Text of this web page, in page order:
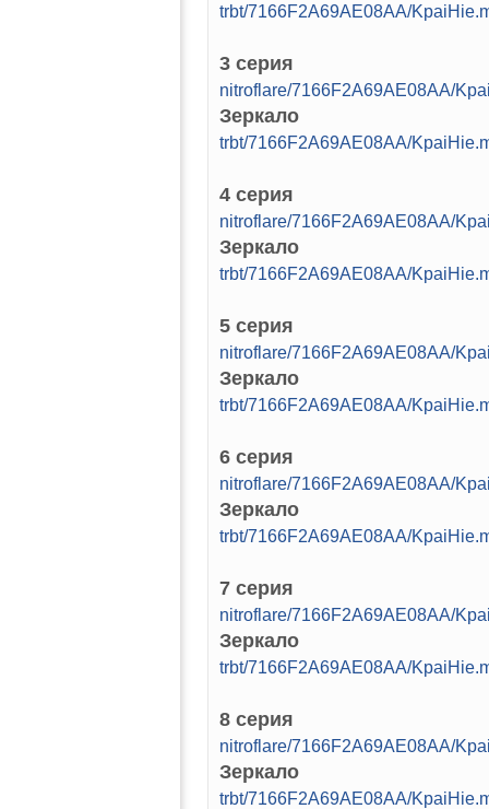
trbt/7166F2A69AE08AA/
3 серия
nitroflare/7166F2A69AE08AA/
Зеркало
trbt/7166F2A69AE08AA/
4 серия
nitroflare/7166F2A69AE08AA/
Зеркало
trbt/7166F2A69AE08AA/
5 серия
nitroflare/7166F2A69AE08AA/
Зеркало
trbt/7166F2A69AE08AA/
6 серия
nitroflare/7166F2A69AE08AA/
Зеркало
trbt/7166F2A69AE08AA/
7 серия
nitroflare/7166F2A69AE08AA/
Зеркало
trbt/7166F2A69AE08AA/
8 серия
nitroflare/7166F2A69AE08AA/
Зеркало
trbt/7166F2A69AE08AA/